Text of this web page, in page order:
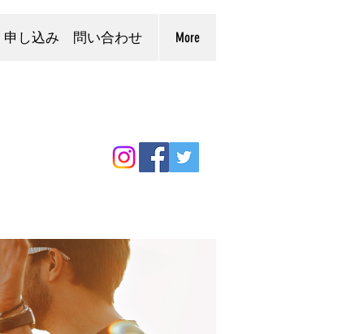
申し込み 問い合わせ More